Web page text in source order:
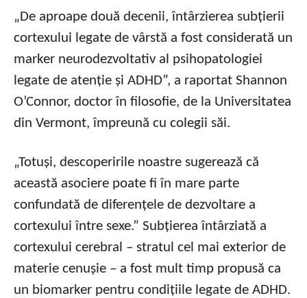
„De aproape două decenii, întârzierea subțierii
cortexului legate de vârstă a fost considerată un
marker neurodezvoltativ al psihopatologiei
legate de atenție și ADHD”, a raportat Shannon
O’Connor, doctor în filosofie, de la Universitatea
din Vermont, împreună cu colegii săi.
„Totuși, descoperirile noastre sugerează că
această asociere poate fi în mare parte
confundată de diferențele de dezvoltare a
cortexului între sexe.” Subțierea întârziată a
cortexului cerebral – stratul cel mai exterior de
materie cenușie – a fost mult timp propusă ca
un biomarker pentru condițiile legate de ADHD.